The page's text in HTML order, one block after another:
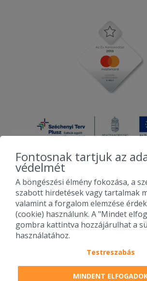
2010-2026 Copyright - Falatozz.hu -
Pizza, gyros, hamburger, menük kedvező áron,
Fontosnak tartjuk az
védelmét
A böngészési élmény fokozása, a
szabott hirdetések vagy tartalmak
valamint a forgalom elemzése
(cookie) használunk. A "Mindet
gombra kattintva hozzájárulhat a
használatához.
Testreszabás
MINDENT